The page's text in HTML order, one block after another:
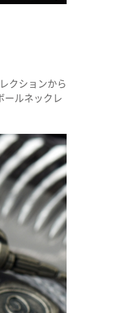
クションから
ールネックレ